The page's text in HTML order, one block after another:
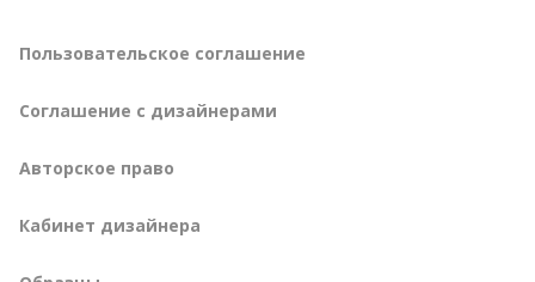
Пользовательское соглашение
Соглашение с дизайнерами
Авторское право
Кабинет дизайнера